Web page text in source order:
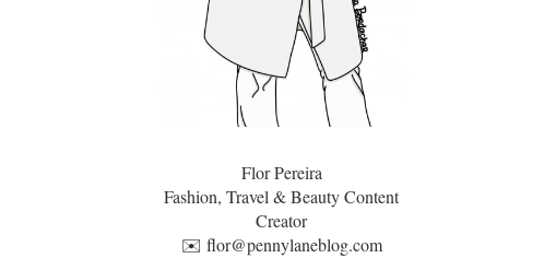
Flor Pereira
Fashion, Travel & Beauty Content
Creator
✉️ flor@pennylaneblog.com